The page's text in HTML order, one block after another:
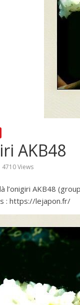
AKB48
4710 Views
l’onigiri AKB48
: https://lejapon.fr/